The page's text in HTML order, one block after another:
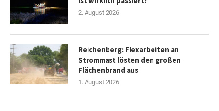
2. August 2026
Reichenberg: Flexarbeiten an
Strommast lösten den großen
Flächenbrand aus
1. August 2026